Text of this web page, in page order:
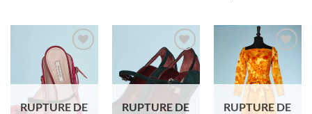
Ajouter
à la liste
d'envies
RUPTURE DE
Ajouter
à la liste
d'envies
RUPTURE DE
Ajouter
à la liste
d'envies
RUPTURE DE